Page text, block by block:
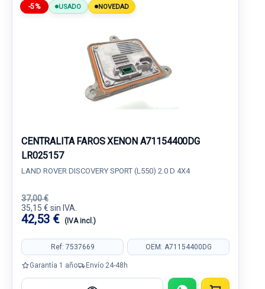
-5% USADO NOVEDAD
CENTRALITA FAROS XENON A71154400DG
LR025157
LAND ROVER DISCOVERY SPORT (L550) 2.0 D 4X4
37,00 €
35,15 € sin IVA.
42,53 € (IVA incl.)
Ref: 7537669 OEM: A71154400DG
Garantía 1 año Envío 24-48h